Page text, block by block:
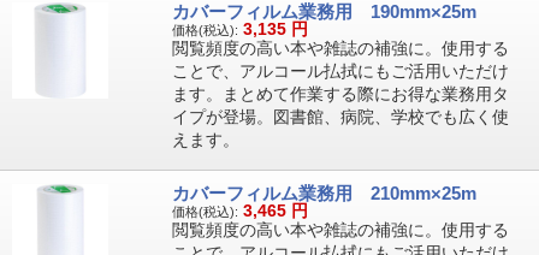
カバーフィルム業務用 190mm×25m
価格(税込): 3,135 円
閲覧頻度の高い本や雑誌の補強に。使用する
ことで、アルコール払拭にもご活用いただけ
ます。まとめて作業する際にお得な業務用タ
イプが登場。図書館、病院、学校でも広く使
えます。
カバーフィルム業務用 210mm×25m
価格(税込): 3,465 円
閲覧頻度の高い本や雑誌の補強に。使用する